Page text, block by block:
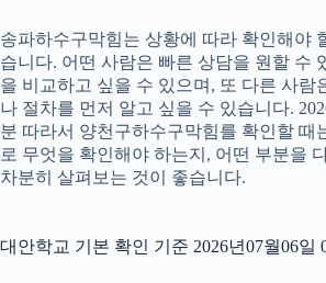
송파하수구막힘는 상황에 따라 확인해야
습니다. 어떤 사람은 빠른 상담을 원할 수
을 비교하고 싶을 수 있으며, 또 다른 사람
나 절차를 먼저 알고 싶을 수 있습니다.
분 따라서 양천구하수구막힘를 확인할 때
로 무엇을 확인해야 하는지, 어떤 부분을
차분히 살펴보는 것이 좋습니다.
대안학교 기본 확인 기준 2026년07월06일